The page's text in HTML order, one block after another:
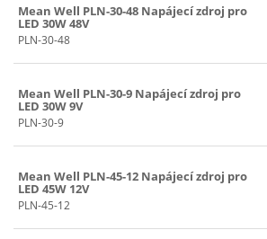
Mean Well PLN-30-48 Napájecí zdroj pro
LED 30W 48V
PLN-30-48
Mean Well PLN-30-9 Napájecí zdroj pro
LED 30W 9V
PLN-30-9
Mean Well PLN-45-12 Napájecí zdroj pro
LED 45W 12V
PLN-45-12